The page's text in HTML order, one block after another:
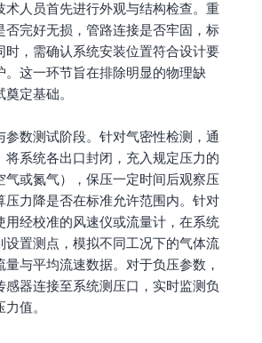
术人员首先进行外观与结构检查。重
否完好无损，管路连接是否牢固，标
时，需确认系统安装位置符合设计要
。这一环节旨在排除明显的物理缺
定基础。
参数测试阶段。针对气密性检测，通
将系统各出口封闭，充入规定压力的
气或氮气），保压一定时间后观察压
压力降是否在标准允许范围内。针对
用经校准的风速仪或流量计，在系统
设置测点，模拟不同工况下的气体流
与平均流速数据。对于负压参数，
感器连接至系统测压口，实时监测负
值。